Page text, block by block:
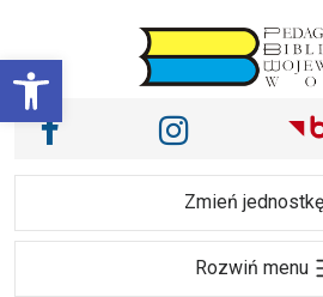
Otwórz pasek
Main Navigation
Nasze media
Facebook Instagram
Zmień jednostkę
Rozwiń menu